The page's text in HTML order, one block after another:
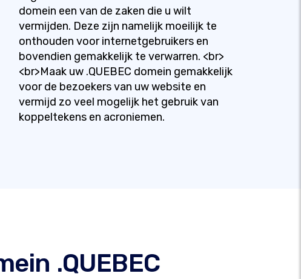
domein een van de zaken die u wilt
vermijden. Deze zijn namelijk moeilijk te
onthouden voor internetgebruikers en
bovendien gemakkelijk te verwarren. <br>
<br>Maak uw .QUEBEC domein gemakkelijk
voor de bezoekers van uw website en
vermijd zo veel mogelijk het gebruik van
koppeltekens en acroniemen.
.QUEBEC